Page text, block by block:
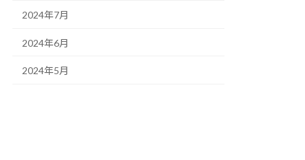
2024年7月
2024年6月
2024年5月